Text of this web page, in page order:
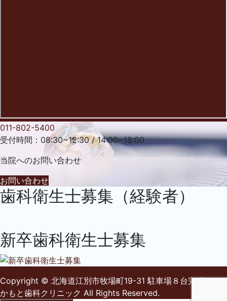
011-802-5400
受付時間：08:30~12:30 / 14:00~18:00
当院へのお問い合わせ
お問い合わせ
歯科衛生士募集（経験者）
新卒歯科衛生士募集
Copyright © 北海道江別市牧場町19-31 駐車場８台完備 ・さ
かもと歯科クリニック All Rights Reserved.